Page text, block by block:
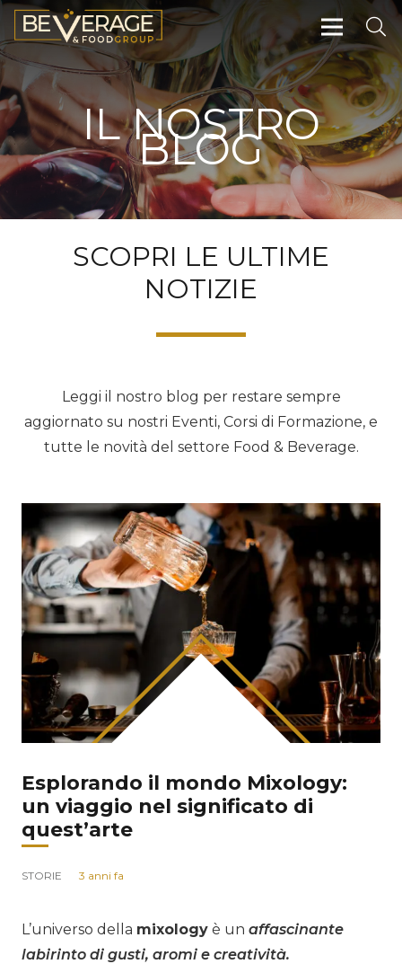
IL NOSTRO
BLOG
SCOPRI LE ULTIME
NOTIZIE
Leggi il nostro blog per restare sempre
aggiornato su nostri Eventi, Corsi di Formazione, e
tutte le novità del settore Food & Beverage.
Esplorando il mondo Mixology:
un viaggio nel significato di
quest’arte
STORIE 3 anni fa
L’universo della mixology è un affascinante
labirinto di gusti, aromi e creatività.